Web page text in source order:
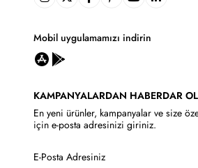
Mobil uygulamamızı indirin
KAMPANYALARDAN HABERDAR
En yeni ürünler, kampanyalar ve size
için e-posta adresinizi giriniz.